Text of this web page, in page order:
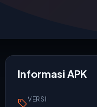
Informasi APK
VERSI